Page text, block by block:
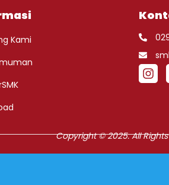
Kami
Copyright © 2025. All